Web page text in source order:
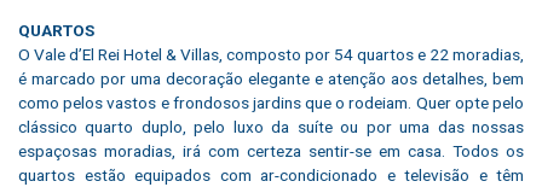
QUARTOS
O Vale d’El Rei Hotel & Villas, composto por 54 quartos e 22 moradias,
é marcado por uma decoração elegante e atenção aos detalhes, bem
como pelos vastos e frondosos jardins que o rodeiam. Quer opte pelo
clássico quarto duplo, pelo luxo da suíte ou por uma das nossas
espaçosas moradias, irá com certeza sentir-se em casa. Todos os
quartos estão equipados com ar-condicionado e televisão e têm